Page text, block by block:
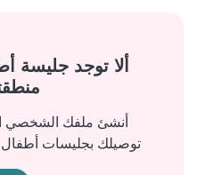
ألا توجد جليسة
أنشئ ملفك الشخصي
توصيلك بجليسات